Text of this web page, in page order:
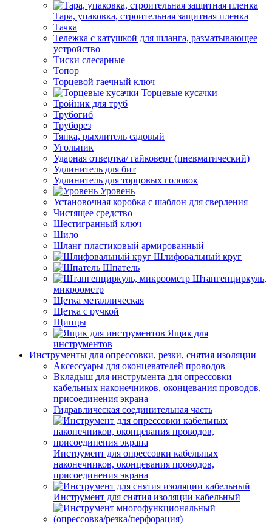
Тара, упаковка, строительная защитная пленка
Тачка
Тележка с катушкой для шланга, разматывающее
устройство
Тиски слесарные
Топор
Торцевой гаечный ключ
Торцевые кусачки
Тройник для труб
Трубогиб
Труборез
Тяпка, рыхлитель садовый
Угольник
Ударная отвертка/ гайковерт (пневматический)
Удлинитель для бит
Удлинитель для торцовых головок
Уровень
Установочная коробка с шаблон для сверления
Чистящее средство
Шестигранный ключ
Шило
Шланг пластиковый армированный
Шлифовальный круг
Шпатель
Штангенциркуль,
микроометр
Щетка металлическая
Щетка с ручкой
Щипцы
Ящик для
инструментов
Инструменты для опрессовки, резки, снятия изоляции
Аксессуары для оконцевателей проводов
Вкладыш для инструмента для опрессовки
кабельных наконечников, оконцевания проводов,
присоединения экрана
Гидравлическая соединительная часть
Инструмент для опрессовки кабельных
наконечников, оконцевания проводов,
присоединения экрана
Инструмент для снятия изоляции кабельный